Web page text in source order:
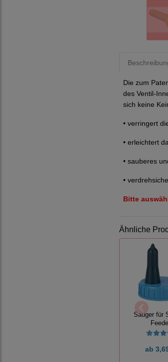
Die zum
des Ventil-
sich keine
• verringert
• erleichtert
• sauberes
•
Bitte
Ähnliche
Sauger für
ab